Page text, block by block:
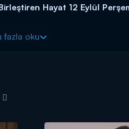
Hayat 12 Eylül
Kerem ile aralarında bir
fazla oku